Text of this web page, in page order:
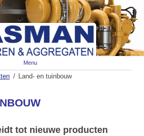
Menu
Land- en tuinbouw
tot nieuwe producten